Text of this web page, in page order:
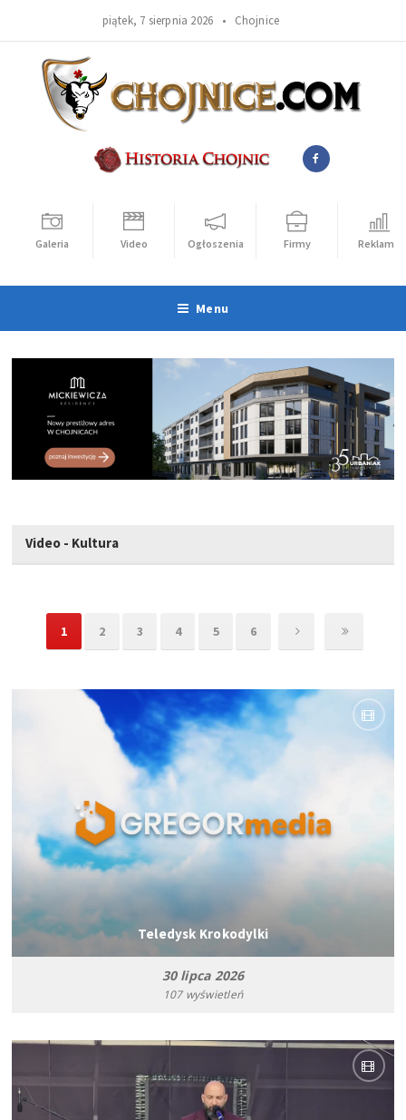
piątek, 7 sierpnia 2026 • Chojnice
Galeria Video Ogłoszenia Firmy Reklama
Menu
Video - Kultura
1 2 3 4 5 6
Teledysk Krokodylki
30 lipca 2026
107 wyświetleń